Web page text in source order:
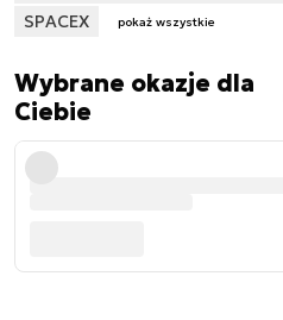
SPACEX
pokaż wszystkie
Wybrane okazje dla
Ciebie